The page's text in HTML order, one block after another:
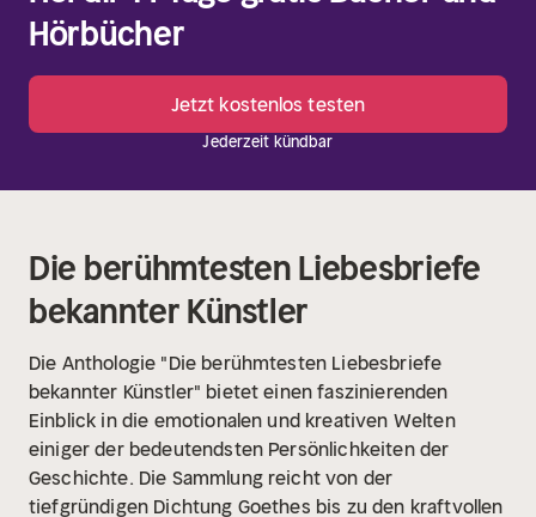
Hörbücher
Jetzt kostenlos testen
Jederzeit kündbar
Die berühmtesten Liebesbriefe
bekannter Künstler
Die Anthologie "Die berühmtesten Liebesbriefe
bekannter Künstler" bietet einen faszinierenden
Einblick in die emotionalen und kreativen Welten
einiger der bedeutendsten Persönlichkeiten der
Geschichte. Die Sammlung reicht von der
tiefgründigen Dichtung Goethes bis zu den kraftvollen